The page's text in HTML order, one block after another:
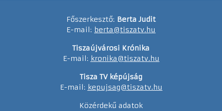
Főszerkesztő: Berta Judit
E-mail: berta@tiszatv.hu
Tiszaújvárosi Krónika
E-mail: kronika@tiszatv.hu
Tisza TV képújság
E-mail: kepujsag@tiszatv.hu
Közérdekű adatok